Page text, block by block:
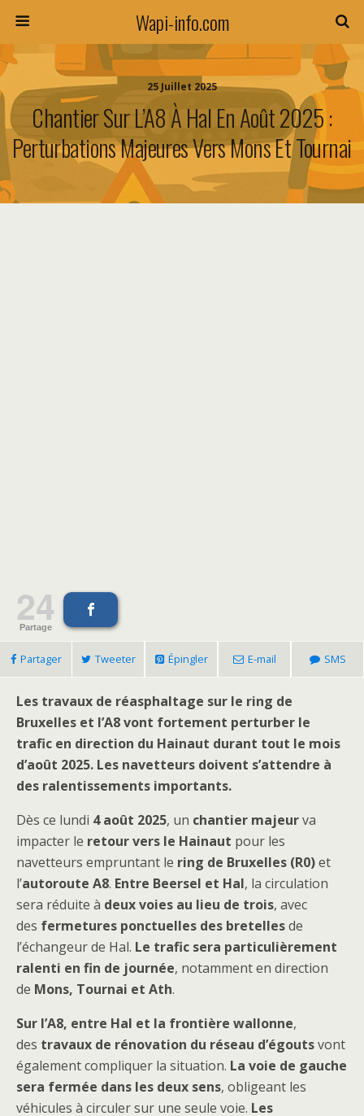
Wapi-info.com
25 Juillet 2025
Chantier Sur L’A8 À Hal En Août 2025 :
Perturbations Majeures Vers Mons Et Tournai
24
Partage
Partager Tweeter Épingler E-mail SMS
Les travaux de réasphaltage sur le ring de
Bruxelles et l’A8 vont fortement perturber le
trafic en direction du Hainaut durant tout le mois
d’août 2025. Les navetteurs doivent s’attendre à
des ralentissements importants.
Dès ce lundi 4 août 2025, un chantier majeurva
impacter le retour vers le Hainaut pour les
navetteurs empruntant le ring de Bruxelles (R0)et
l’autoroute A8. Entre Beersel et Hal, la circulation
sera réduite à deux voies au lieu de trois, avec
des fermetures ponctuelles des bretellesde
l’échangeur de Hal. Le trafic sera particulièrement
ralenti en fin de journée, notamment en direction
de Mons, Tournai et Ath.
Sur l’A8, entre Hal et la frontière wallonne,
des travaux de rénovation du réseau d’égoutsvont
également compliquer la situation. La voie de gauche
sera fermée dans les deux sens, obligeant les
véhicules à circuler sur une seule voie. Les